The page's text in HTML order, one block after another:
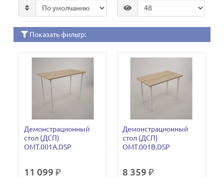
Показать фильтр:
Демонстрационный
стол (ДСП)
OMT.001A.DSP
11 099 ₽
Демонстрационный
стол (ДСП)
OMT.001B.DSP
8 359 ₽